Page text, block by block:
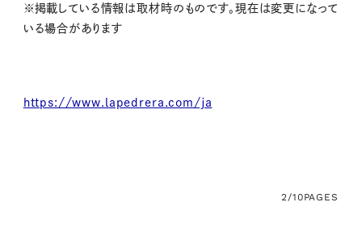
※掲載している情報は取材時のものです。現在は変更になって
いる場合があります
https://www.lapedrera.com/ja
2/10PAGES